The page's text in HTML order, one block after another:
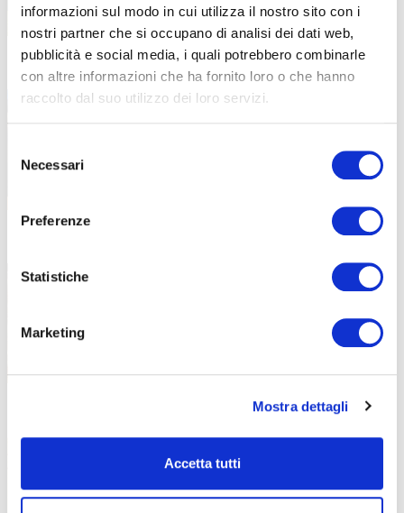
informazioni sul modo in cui utilizza il nostro sito con i
nostri partner che si occupano di analisi dei dati web,
pubblicità e social media, i quali potrebbero combinarle
con altre informazioni che ha fornito loro o che hanno
raccolto dal suo utilizzo dei loro servizi.
delNecessari
Preferenze
Statistiche
Marketing
Mostra dettagli
Accetta tutti
26 Maggio 2026 Insieme contro le dipendenze
Gli allievi di ABF promuovono la cultura della
Chef” in collaborazione con ENS
Corrispondenze: sul mettersi in
ascolto
Uno spettacolo teatrale nato dall’ascolto,
dalla scrittura e dalla collaborazione